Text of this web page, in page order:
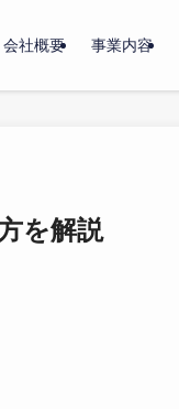
会社概要 事業内容
を解説